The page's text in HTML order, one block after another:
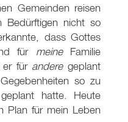
Gemeinden reisen
nicht so
dass Gottes
für meine Familie
für andere geplant
so zu
hatte. Heute
Plan für mein Leben